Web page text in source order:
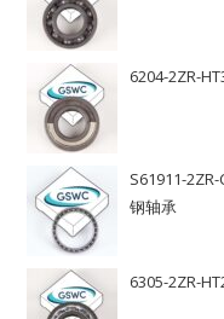
6204-2ZR-
S61911-
钢轴承
6305-2ZR-